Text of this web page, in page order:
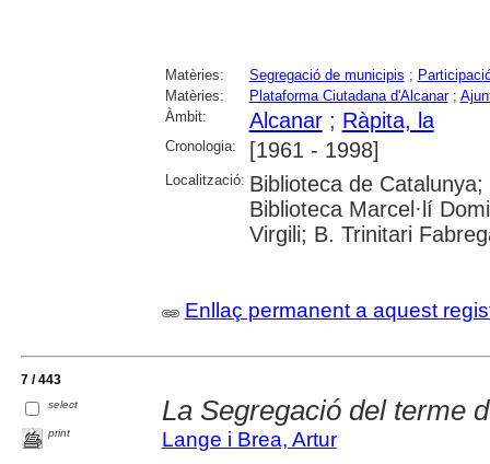
Matèries: Segregació de municipis ;
Matèries:
Plataforma Ciutadana d'Alcanar;
Àmbit:
Alcanar; Ràpita, la
Cronologia: [1961 - 1998]
Localització: Biblioteca de
Biblioteca Marcel·lí
Virgili; B. Trinitari
Enllaç permanent a aquest
7 / 443
select
print
La Segregació del terme
Lange i Brea, Artur